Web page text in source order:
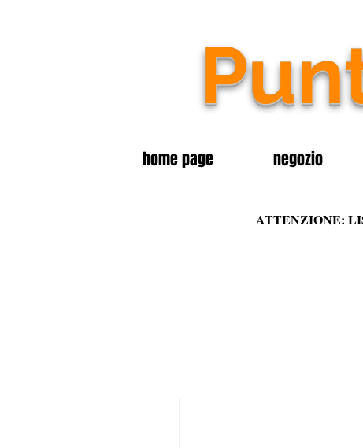
home page negozio
ATTENZIONE: